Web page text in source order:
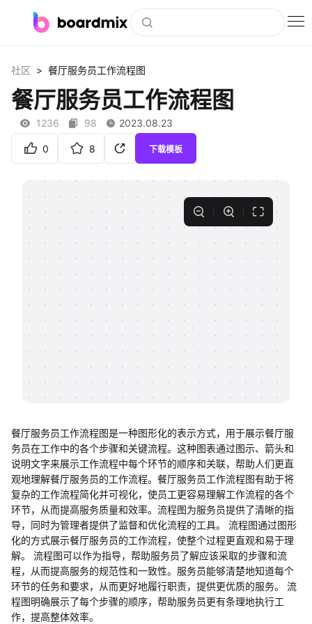
社区资源
下载
私有化部署
支持
社区 > 餐厅服务员工作流程图
餐厅服务员工作流程图
1236 98 2023.08.23
0 8 下载模板
餐厅服务员工作流程图是一种图形化的表示方式，用于展示餐厅服
务员在工作中的各个步骤和关键流程。这种图表通过图示、箭头和
说明文字来展示工作流程中每个环节的顺序和关联，帮助人们更直
观地理解餐厅服务员的工作流程。餐厅服务员工作流程图有助于将
复杂的工作流程简化并可视化，使员工更容易理解工作流程的各个
环节，从而提高服务质量和效率。流程图为服务员提供了清晰的指
导，同时为管理者提供了监督和优化流程的工具。 流程图通过图形
化的方式展示餐厅服务员的工作流程，使整个过程更直观和易于理
解。 流程图可以作为指导，帮助服务员了解应该采取的步骤和流
程，从而提高服务的规范性和一致性。服务员能够清楚地知道每个
环节的任务和要求，从而更好地履行职责，提供更优质的服务。 流
程图明确展示了每个步骤的顺序，帮助服务员更有条理地执行工
作，提高整体效率。